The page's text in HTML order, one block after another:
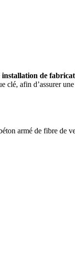
installation de
clé, afin d’assurer
armé de fibre de